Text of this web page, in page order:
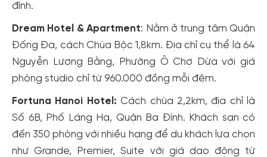
đình.
Dream Hotel & Apartment: Nằm ở trung tâm Quận
Đống Đa, cách Chùa Bộc 1,8km. Địa chỉ cụ thể là 64
Nguyễn Lương Bằng, Phường Ô Chợ Dừa với giá
phòng studio chỉ từ 960.000 đồng mỗi đêm.
Fortuna Hanoi Hotel: Cách chùa 2,2km, địa chỉ là
Số 6B, Phố Láng Hạ, Quận Ba Đình. Khách sạn có
đến 350 phòng với nhiều hạng để du khách lựa chọn
như Grande, Premier, Suite với giá dao động từ